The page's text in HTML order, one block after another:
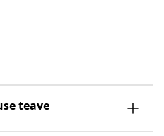
teave